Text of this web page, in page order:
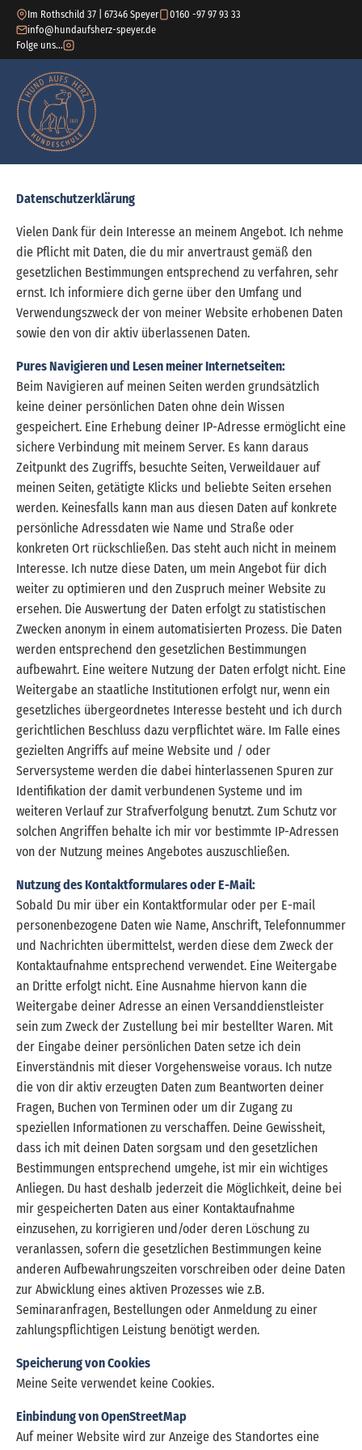
Im Rothschild 37 | 67346 Speyer
0160 -97 97 93 33
info@hundaufsherz-speyer.de
Folge uns...
Datenschutzerklärung
Vielen Dank für dein Interesse an meinem Angebot. Ich nehme
die Pflicht mit Daten, die du mir anvertraust gemäß den
gesetzlichen Bestimmungen entsprechend zu verfahren, sehr
ernst. Ich informiere dich gerne über den Umfang und
Verwendungszweck der von meiner Website erhobenen Daten
sowie den von dir aktiv überlassenen Daten.
Pures Navigieren und Lesen meiner Internetseiten:
Beim Navigieren auf meinen Seiten werden grundsätzlich
keine deiner persönlichen Daten ohne dein Wissen
gespeichert. Eine Erhebung deiner IP-Adresse ermöglicht eine
sichere Verbindung mit meinem Server. Es kann daraus
Zeitpunkt des Zugriffs, besuchte Seiten, Verweildauer auf
meinen Seiten, getätigte Klicks und beliebte Seiten ersehen
werden. Keinesfalls kann man aus diesen Daten auf konkrete
persönliche Adressdaten wie Name und Straße oder
konkreten Ort rückschließen. Das steht auch nicht in meinem
Interesse. Ich nutze diese Daten, um mein Angebot für dich
weiter zu optimieren und den Zuspruch meiner Website zu
ersehen. Die Auswertung der Daten erfolgt zu statistischen
Zwecken anonym in einem automatisierten Prozess. Die Daten
werden entsprechend den gesetzlichen Bestimmungen
aufbewahrt. Eine weitere Nutzung der Daten erfolgt nicht. Eine
Weitergabe an staatliche Institutionen erfolgt nur, wenn ein
gesetzliches übergeordnetes Interesse besteht und ich durch
gerichtlichen Beschluss dazu verpflichtet wäre. Im Falle eines
gezielten Angriffs auf meine Website und / oder
Serversysteme werden die dabei hinterlassenen Spuren zur
Identifikation der damit verbundenen Systeme und im
weiteren Verlauf zur Strafverfolgung benutzt. Zum Schutz vor
solchen Angriffen behalte ich mir vor bestimmte IP-Adressen
von der Nutzung meines Angebotes auszuschließen.
Nutzung des Kontaktformulares oder E-Mail:
Sobald Du mir über ein Kontaktformular oder per E-mail
personenbezogene Daten wie Name, Anschrift, Telefonnummer
und Nachrichten übermittelst, werden diese dem Zweck der
Kontaktaufnahme entsprechend verwendet. Eine Weitergabe
an Dritte erfolgt nicht. Eine Ausnahme hiervon kann die
Weitergabe deiner Adresse an einen Versanddienstleister
sein zum Zweck der Zustellung bei mir bestellter Waren. Mit
der Eingabe deiner persönlichen Daten setze ich dein
Einverständnis mit dieser Vorgehensweise voraus. Ich nutze
die von dir aktiv erzeugten Daten zum Beantworten deiner
Fragen, Buchen von Terminen oder um dir Zugang zu
speziellen Informationen zu verschaffen. Deine Gewissheit,
dass ich mit deinen Daten sorgsam und den gesetzlichen
Bestimmungen entsprechend umgehe, ist mir ein wichtiges
Anliegen. Du hast deshalb jederzeit die Möglichkeit, deine bei
mir gespeicherten Daten aus einer Kontaktaufnahme
einzusehen, zu korrigieren und/oder deren Löschung zu
veranlassen, sofern die gesetzlichen Bestimmungen keine
anderen Aufbewahrungszeiten vorschreiben oder deine Daten
zur Abwicklung eines aktiven Prozesses wie z.B.
Seminaranfragen, Bestellungen oder Anmeldung zu einer
zahlungspflichtigen Leistung benötigt werden.
Speicherung von Cookies
Meine Seite verwendet keine Cookies.
Einbindung von OpenStreetMap
Auf meiner Website wird zur Anzeige des Standortes eine